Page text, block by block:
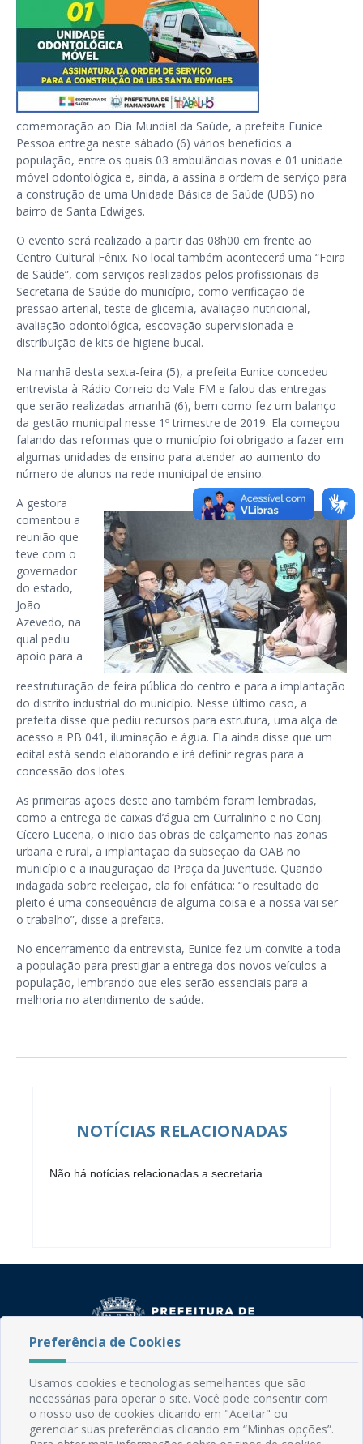
comemoração ao Dia Mundial da Saúde, a prefeita Eunice
Pessoa entrega neste sábado (6) vários benefícios a
população, entre os quais 03 ambulâncias novas e 01 unidade
móvel odontológica e, ainda, a assina a ordem de serviço para
a construção de uma Unidade Básica de Saúde (UBS) no
bairro de Santa Edwiges.
O evento será realizado a partir das 08h00 em frente ao
Centro Cultural Fênix. No local também acontecerá uma “Feira
de Saúde”, com serviços realizados pelos profissionais da
Secretaria de Saúde do município, como verificação de
pressão arterial, teste de glicemia, avaliação nutricional,
avaliação odontológica, escovação supervisionada e
distribuição de kits de higiene bucal.
Na manhã desta sexta-feira (5), a prefeita Eunice concedeu
entrevista à Rádio Correio do Vale FM e falou das entregas
que serão realizadas amanhã (6), bem como fez um balanço
da gestão municipal nesse 1º trimestre de 2019. Ela começou
falando das reformas que o município foi obrigado a fazer em
algumas unidades de ensino para atender ao aumento do
número de alunos na rede municipal de ensino.
A gestora
comentou a
reunião que
teve com o
governador
do estado,
João
Azevedo, na
qual pediu
apoio para a
reestruturação de feira pública do centro e para a implantação
do distrito industrial do município. Nesse último caso, a
prefeita disse que pediu recursos para estrutura, uma alça de
acesso a PB 041, iluminação e água. Ela ainda disse que um
edital está sendo elaborando e irá definir regras para a
concessão dos lotes.
As primeiras ações deste ano também foram lembradas,
como a entrega de caixas d’água em Curralinho e no Conj.
Cícero Lucena, o inicio das obras de calçamento nas zonas
urbana e rural, a implantação da subseção da OAB no
município e a inauguração da Praça da Juventude. Quando
indagada sobre reeleição, ela foi enfática: “o resultado do
pleito é uma consequência de alguma coisa e a nossa vai ser
o trabalho”, disse a prefeita.
No encerramento da entrevista, Eunice fez um convite a toda
a população para prestigiar a entrega dos novos veículos a
população, lembrando que eles serão essenciais para a
melhoria no atendimento de saúde.
NOTÍCIAS RELACIONADAS
Não há notícias relacionadas a secretaria
Rua do Imperador, 78, Centro
CEP: 58.280-000 - Mamanguape/PB
Fone: (83) 3292-2246
Email: comunicacao@mamanguape.pb.gov.br
Preferência de Cookies
Usamos cookies e tecnologias semelhantes que são
necessárias para operar o site. Você pode consentir com
o nosso uso de cookies clicando em "Aceitar" ou
gerenciar suas preferências clicando em “Minhas opções”.